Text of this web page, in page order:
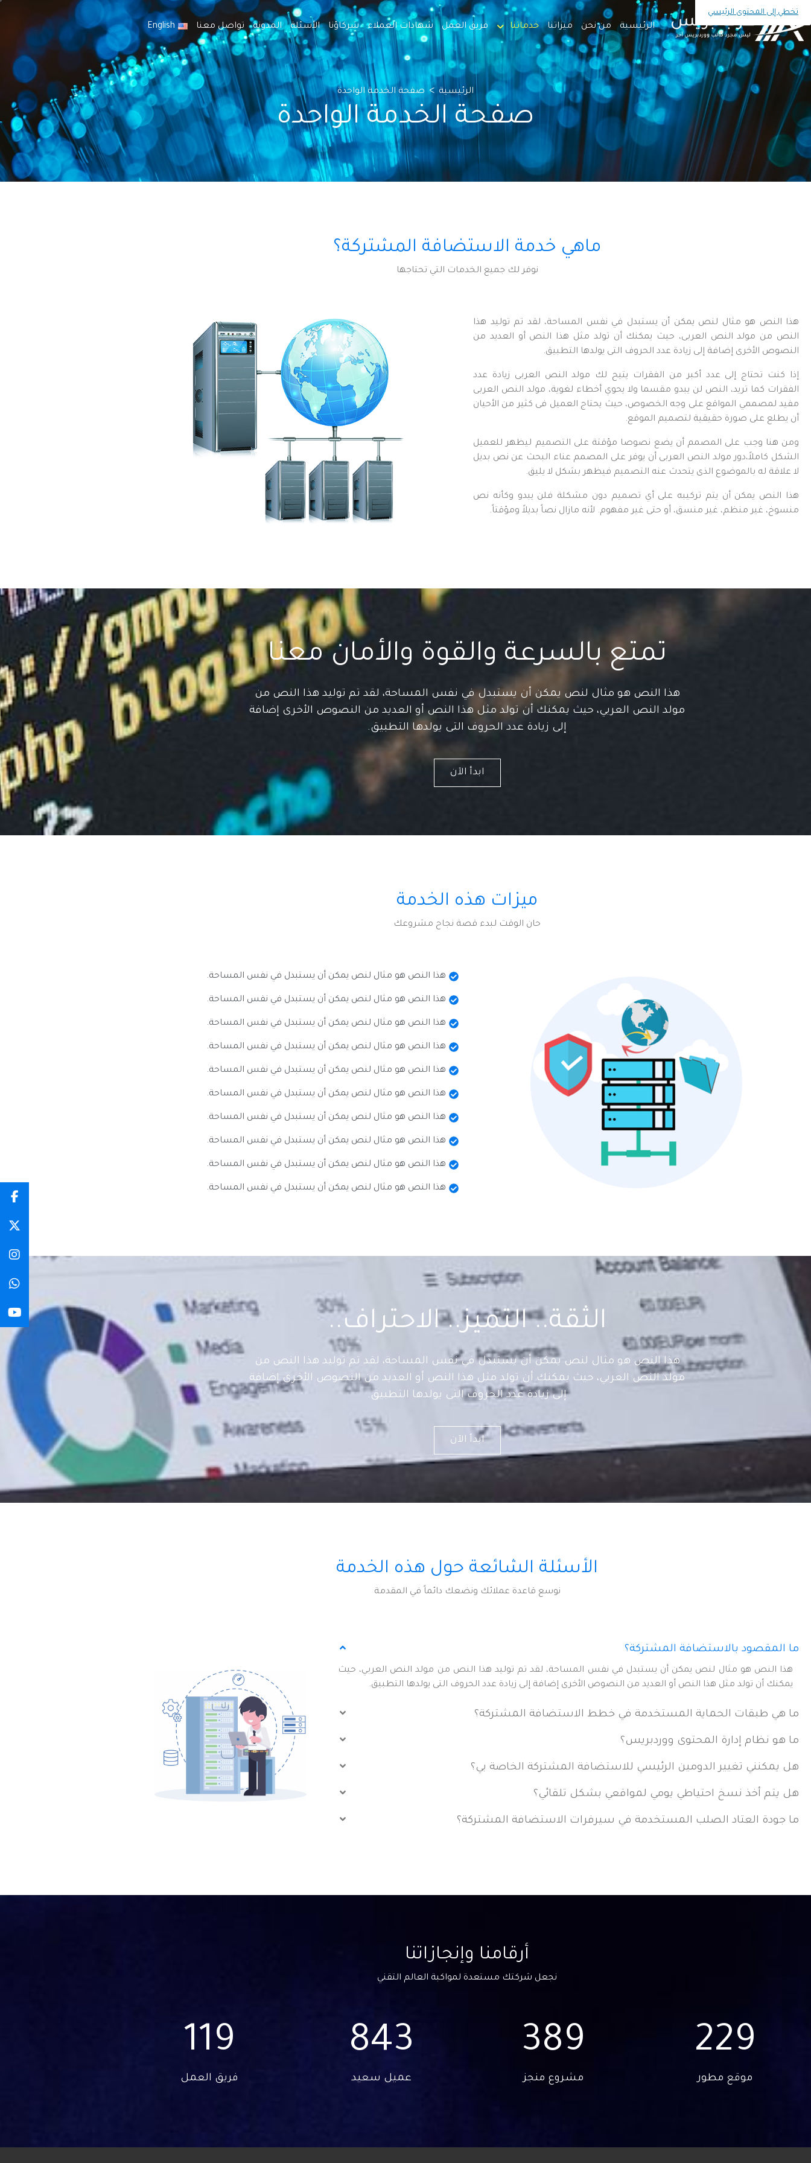
تخطي إلى المحتوى الرئيسي
الرئيسية من نحن ميزاتنا خدماتنا فريق العمل شهادات العملاء شركاؤنا الأسئلة المدونة تواصل معنا English
الرئيسية > صفحة الخدمة الواحدة
صفحة الخدمة الواحدة
ماهي خدمة الاستضافة المشتركة؟
نوفر لك جميع الخدمات التي تحتاجها
هذا النص هو مثال لنص يمكن أن يستبدل في نفس المساحة، لقد تم توليد هذا
النص من مولد النص العربى، حيث يمكنك أن تولد مثل هذا النص أو العديد من
النصوص الأخرى إضافة إلى زيادة عدد الحروف التى يولدها التطبيق.
إذا كنت تحتاج إلى عدد أكبر من الفقرات يتيح لك مولد النص العربى زيادة عدد
الفقرات كما تريد، النص لن يبدو مقسما ولا يحوي أخطاء لغوية، مولد النص العربى
مفيد لمصممي المواقع على وجه الخصوص، حيث يحتاج العميل فى كثير من الأحيان
أن يطلع على صورة حقيقية لتصميم الموقع.
ومن هنا وجب على المصمم أن يضع نصوصا مؤقتة على التصميم ليظهر للعميل
الشكل كاملاً،دور مولد النص العربى أن يوفر على المصمم عناء البحث عن نص بديل
لا علاقة له بالموضوع الذى يتحدث عنه التصميم فيظهر بشكل لا يليق.
هذا النص يمكن أن يتم تركيبه على أي تصميم دون مشكلة فلن يبدو وكأنه نص
منسوخ، غير منظم، غير منسق، أو حتى غير مفهوم. لأنه مازال نصاً بديلاً ومؤقتاً.
تمتع بالسرعة والقوة والأمان معنا
هذا النص هو مثال لنص يمكن أن يستبدل في نفس المساحة، لقد تم توليد هذا النص من
مولد النص العربي، حيث يمكنك أن تولد مثل هذا النص أو العديد من النصوص الأخرى إضافة
إلى زيادة عدد الحروف التى يولدها التطبيق.
ابدأ الآن
ميزات هذه الخدمة
حان الوقت لبدء قصة نجاح مشروعك
هذا النص هو مثال لنص يمكن أن يستبدل في نفس المساحة.
هذا النص هو مثال لنص يمكن أن يستبدل في نفس المساحة.
هذا النص هو مثال لنص يمكن أن يستبدل في نفس المساحة.
هذا النص هو مثال لنص يمكن أن يستبدل في نفس المساحة.
هذا النص هو مثال لنص يمكن أن يستبدل في نفس المساحة.
هذا النص هو مثال لنص يمكن أن يستبدل في نفس المساحة.
هذا النص هو مثال لنص يمكن أن يستبدل في نفس المساحة.
هذا النص هو مثال لنص يمكن أن يستبدل في نفس المساحة.
هذا النص هو مثال لنص يمكن أن يستبدل في نفس المساحة.
هذا النص هو مثال لنص يمكن أن يستبدل في نفس المساحة.
الثقة.. التميز.. الاحتراف..
هذا النص هو مثال لنص يمكن أن يستبدل في نفس المساحة، لقد تم توليد هذا النص من
مولد النص العربي، حيث يمكنك أن تولد مثل هذا النص أو العديد من النصوص الأخرى إضافة
إلى زيادة عدد الحروف التى يولدها التطبيق.
ابدأ الآن
الأسئلة الشائعة حول هذه الخدمة
نوسع قاعدة عملائك ونضعك دائماً في المقدمة
ما المقصود بالاستضافة المشتركة؟
هذا النص هو مثال لنص يمكن أن يستبدل في نفس المساحة، لقد تم توليد هذا النص من مولد النص العربي، حيث
يمكنك أن تولد مثل هذا النص أو العديد من النصوص الأخرى إضافة إلى زيادة عدد الحروف التى يولدها التطبيق.
ما هي طبقات الحماية المستخدمة في خطط الاستضافة المشتركة؟
ما هو نظام إدارة المحتوى ووردبريس؟
هل يمكنني تغيير الدومين الرئيسي للاستضافة المشتركة الخاصة بي؟
هل يتم أخذ نسخ احتياطي يومي لمواقعي بشكل تلقائي؟
ما جودة العتاد الصلب المستخدمة في سيرفرات الاستضافة المشتركة؟
أرقامنا وإنجازاتنا
نجعل شركتك مستعدة لمواكبة العالم التقني
موقع مطور
230
مشروع منجز
390
عميل سعيد
844
فريق العمل
120